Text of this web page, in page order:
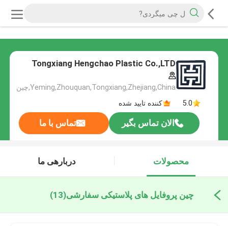
Tongxiang Hengchao Plastic Co.,LTD
Yeming,Zhouquan,Tongxiang,Zhejiang,China,چین
5.0
کننده تایید شده
الان تماس بگیر تماس با ما
محصولات دربارهی ما
چین پروفایل های پلاستیکی سفارشی(13)